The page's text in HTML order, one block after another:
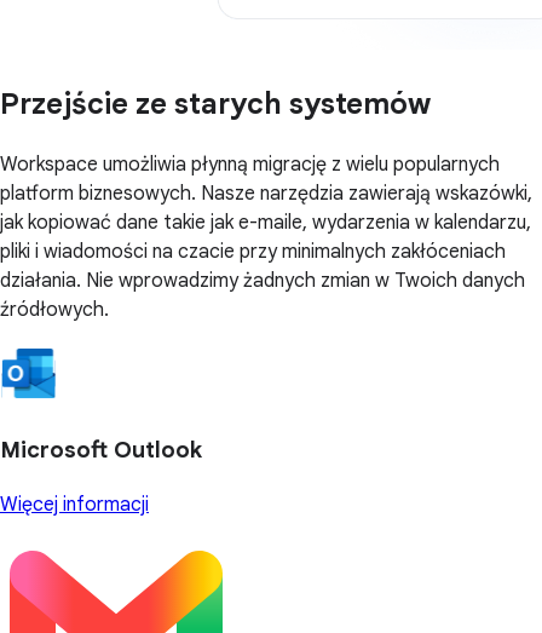
Przejście ze starych systemów
Workspace umożliwia płynną migrację z wielu popularnych
platform biznesowych. Nasze narzędzia zawierają wskazówki,
jak kopiować dane takie jak e-maile, wydarzenia w kalendarzu,
pliki i wiadomości na czacie przy minimalnych zakłóceniach
działania. Nie wprowadzimy żadnych zmian w Twoich danych
źródłowych.
Microsoft Outlook
Więcej informacji